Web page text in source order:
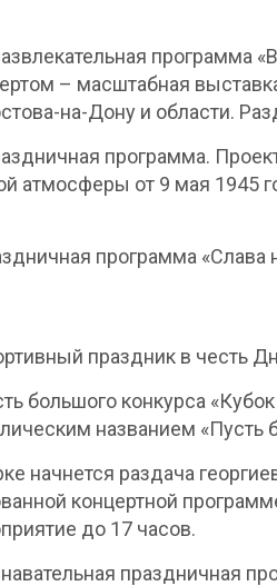
программа
– масштабная
на-Дону и области.
программа.
атмосферы от 9 мая 1945
программа
праздник в честь
большого конкурса
названием «Пусть
начнется раздача
концертной
до 17 часов.
праздничная